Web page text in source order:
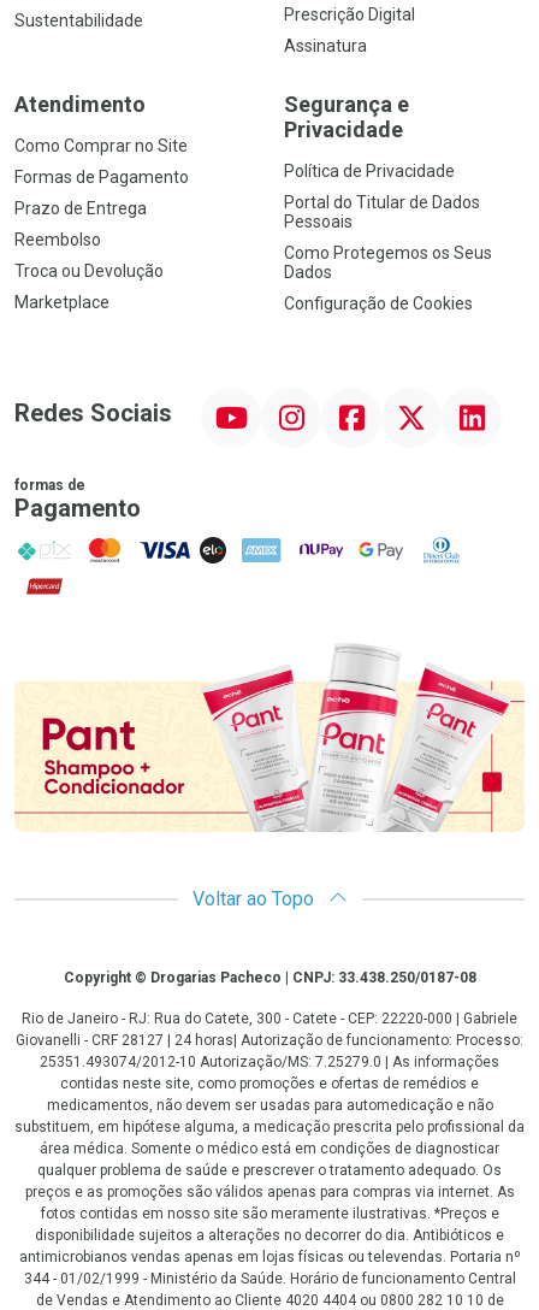
Sustentabilidade
Prescrição Digital
Assinatura
Atendimento
Como Comprar no Site
Formas de Pagamento
Prazo de Entrega
Reembolso
Troca ou Devolução
Marketplace
Segurança e
Privacidade
Política de Privacidade
Portal do Titular de Dados
Pessoais
Como Protegemos os Seus
Dados
Configuração de Cookies
Redes Sociais InstagramFacebook Linkedin
formas de
Pagamento
PIX MasterCard
VISA ELO AMEX NuPay Google PayDiners Club
Hipercard
Promoção em Destaque
Voltar ao Topo
CopyrightCopyright © Drogarias Pacheco | CNPJ: 33.438.250/0187-08
Rio de Janeiro - RJ: Rua do Catete, 300 - Catete - CEP: 22220-000 | Gabriele
Giovanelli - CRF 28127 | 24 horas| Autorização de funcionamento: Processo:
25351.493074/2012-10 Autorização/MS: 7.25279.0 | As informações
contidas neste site, como promoções e ofertas de remédios e
medicamentos, não devem ser usadas para automedicação e não
substituem, em hipótese alguma, a medicação prescrita pelo profissional da
área médica. Somente o médico está em condições de diagnosticar
qualquer problema de saúde e prescrever o tratamento adequado. Os
preços e as promoções são válidos apenas para compras via internet. As
fotos contidas em nosso site são meramente ilustrativas. *Preços e
disponibilidade sujeitos a alterações no decorrer do dia. Antibióticos e
antimicrobianos vendas apenas em lojas físicas ou televendas. Portaria nº
344 - 01/02/1999 - Ministério da Saúde. Horário de funcionamento Central
de Vendas e Atendimento ao Cliente 4020 4404 ou 0800 282 10 10 de